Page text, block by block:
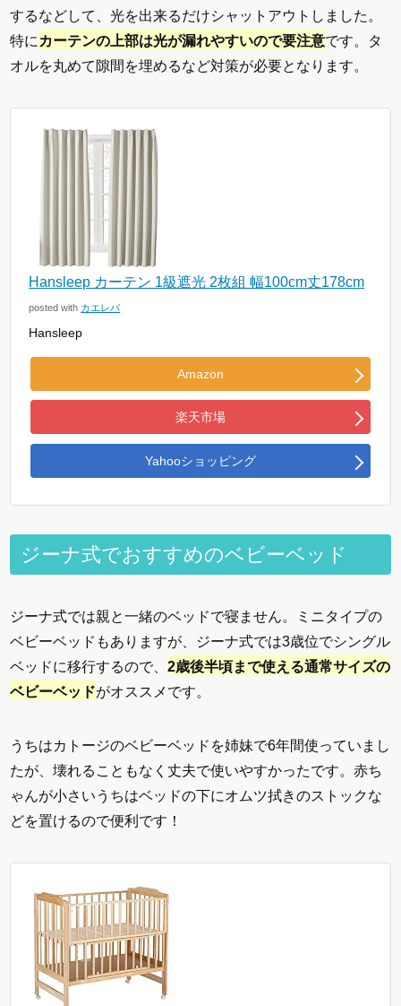
するなどして、光を出来るだけシャットアウトしました。
特に カーテンの上部は光が漏れやすいので要注意です。タ
オルを丸めて隙間を埋めるなど対策が必要となります。
Hansleep カーテン 1級遮光 2枚組 幅100cm丈178cm
posted with カエレバ
Hansleep
Amazon
楽天市場
Yahooショッピング
ジーナ式でおすすめのベビーベッド
ジーナ式では親と一緒のベッドで寝ません。ミニタイプの
ベビーベッドもありますが、ジーナ式では3歳位でシングル
ベッドに移行するので、2歳後半頃まで使える通常サイズの
ベビーベッドがオススメです。
うちはカトージのベビーベッドを姉妹で6年間使っていまし
たが、壊れることもなく丈夫で使いやすかったです。赤ち
ゃんが小さいうちはベッドの下にオムツ拭きのストックな
どを置けるので便利です！